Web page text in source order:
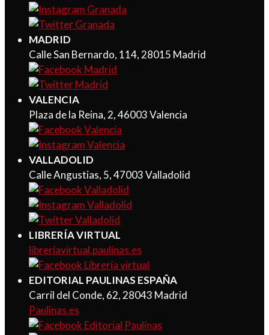
MADRID
Calle San Bernardo, 114, 28015 Madrid
VALENCIA
Plaza de la Reina, 2, 46003 Valencia
VALLADOLID
Calle Angustias, 5, 47003 Valladolid
LIBRERÍA VIRTUAL
libreriavirtual.paulinas.es
EDITORIAL PAULINAS ESPAÑA
Carril del Conde, 62, 28043 Madrid
Paulinas.es